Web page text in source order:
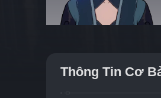
Thông Tin Cơ